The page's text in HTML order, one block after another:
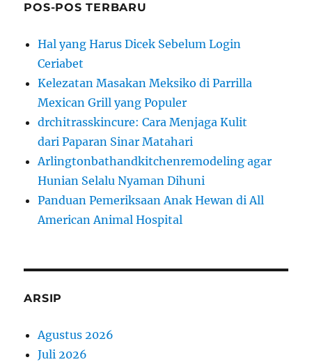
POS-POS TERBARU
Hal yang Harus Dicek Sebelum Login
Ceriabet
Kelezatan Masakan Meksiko di Parrilla
Mexican Grill yang Populer
drchitrasskincure: Cara Menjaga Kulit
dari Paparan Sinar Matahari
Arlingtonbathandkitchenremodeling agar
Hunian Selalu Nyaman Dihuni
Panduan Pemeriksaan Anak Hewan di All
American Animal Hospital
ARSIP
Agustus 2026
Juli 2026